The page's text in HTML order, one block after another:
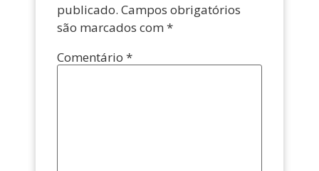
publicado. Campos obrigatórios
são marcados com *
Comentário *